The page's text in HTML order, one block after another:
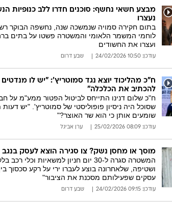
מבצע חשאי נחשף: סוכנים חדרו ללב כנופיות
נעצרו
בתום חקירה סמויה שנמשכה שנה, נחשפה הבוקר
לוחמי המשמר הלאומי והמשטרה פשטו על בתים
ועצרו את החשודים
עודכן: 10:50 24/02/2026 שבע דרום
ח"כ מהליכוד יוצא נגד סמוטריץ': "יש לו מנדטים
להכתיב את הכלכלה"
ח"כ שלום דנינו התייחס לביטול הפטור ממע"מ על
שסוכל היה ניסיון פופוליסטי של סמוטריץ'. "יש
שומעים אותן כי הוא שר האוצר?"
עודכן: 08:09 25/02/2026 ערן אביגל
מוסך או מחסן נשק? צו סגירה הוצא לעסק בנגב
המשטרה סגרה ל-30 יום חניון למשאיות
ושטיפה, שלאחרונה בוצע לעברו ירי על רקע סכסוך
עסקים שפעילותם מסכנת את הציבור"
עודכן: 09:15 24/02/2026 שבע דרום